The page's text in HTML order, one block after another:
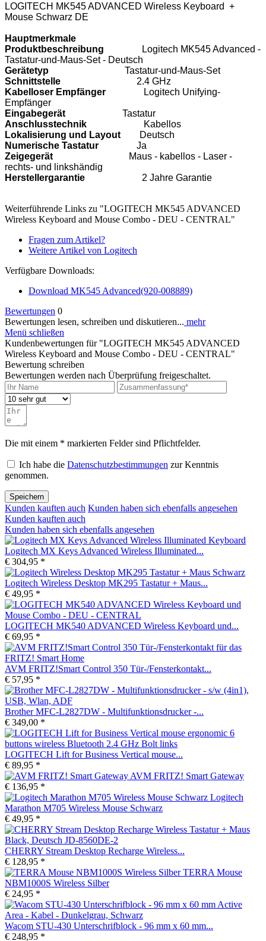
LOGITECH MK545 ADVANCED Wireless Keyboard +
Mouse Schwarz DE
Hauptmerkmale
Produktbeschreibung
Logitech MK545 Advanced -
Tastatur-und-Maus-Set - Deutsch
Gerätetyp
Tastatur-und-Maus-Set
Schnittstelle
2.4 GHz
Kabelloser Empfänger
Logitech Unifying-
Empfänger
Eingabegerät
Tastatur
Anschlusstechnik
Kabellos
Lokalisierung und Layout
Deutsch
Numerische Tastatur
Ja
Zeigegerät
Maus - kabellos - Laser -
rechts- und linkshändig
Herstellergarantie
2 Jahre Garantie
Weiterführende Links zu "LOGITECH MK545 ADVANCED
Wireless Keyboard and Mouse Combo - DEU - CENTRAL"
Fragen zum Artikel?
Weitere Artikel von Logitech
Verfügbare Downloads:
Download MK545 Advanced(920-008889)
Bewertungen 0
Bewertungen lesen, schreiben und diskutieren... mehr
Menü schließen
Kundenbewertungen für "LOGITECH MK545 ADVANCED
Wireless Keyboard and Mouse Combo - DEU - CENTRAL"
Bewertung schreiben
Bewertungen werden nach Überprüfung freigeschaltet.
Die mit einem * markierten Felder sind Pflichtfelder.
Ich habe die Datenschutzbestimmungen zur Kenntnis
genommen.
Speichern
Kunden kauften auch Kunden haben sich ebenfalls angesehen
Kunden kauften auch
Kunden haben sich ebenfalls angesehen
Logitech MX Keys Advanced Wireless Illuminated...
€ 304,95 *
Logitech Wireless Desktop MK295 Tastatur + Maus...
€ 49,95 *
LOGITECH MK540 ADVANCED Wireless Keyboard und...
€ 69,95 *
AVM FRITZ!Smart Control 350 Tür-/Fensterkontakt...
€ 57,95 *
Brother MFC-L2827DW - Multifunktionsdrucker -...
€ 349,00 *
LOGITECH Lift for Business Vertical mouse...
€ 89,95 *
AVM FRITZ! Smart Gateway
€ 136,95 *
Logitech
Marathon M705 Wireless Mouse Schwarz
€ 49,95 *
CHERRY Stream Desktop Recharge Wireless...
€ 128,95 *
TERRA Mouse
NBM1000S Wireless Silber
€ 24,95 *
Wacom STU-430 Unterschrifblock - 96 mm x 60 mm...
€ 248,95 *